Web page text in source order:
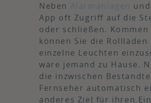
Neben Alarmanlagen
App oft Zugriff auf die
oder schließen.
können Sie die
einzelne Leuchten
wäre jemand zu Hause.
die inzwischen
Fernseher automatisch
anderes Ziel für ihren